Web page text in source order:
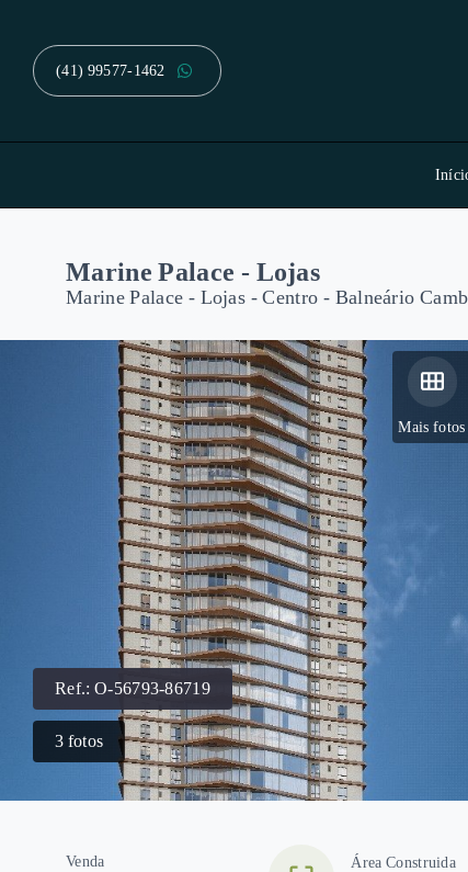
(41) 99577-1462
Marine Palace - Lojas
Marine Palace - Lojas -Centro - Balneário
Ref.:O-56793-86719
3 fotos
Mais fotos
Venda
Área Construida